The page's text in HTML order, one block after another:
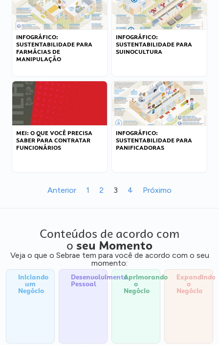
INFOGRÁFICO:
SUSTENTABILIDADE PARA
FARMÁCIAS DE
MANIPULAÇÃO
INFOGRÁFICO:
SUSTENTABILIDADE PARA
SUINOCULTURA
MEI: O QUE VOCÊ PRECISA
SABER PARA CONTRATAR
FUNCIONÁRIOS
INFOGRÁFICO:
SUSTENTABILIDADE PARA
PANIFICADORAS
Anterior 1 2 3 4 Próximo
Conteúdos de acordo com
o seu Momento
Veja o que o Sebrae tem para você de acordo com o seu
momento:
Iniciando
um
Negócio
Desenvolvimento
Pessoal
Aprimorando
o
Negócio
Expandindo
o
Negócio